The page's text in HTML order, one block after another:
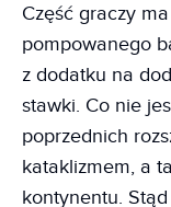
Część graczy
pompowanego
z dodatku na
stawki. Co nie
poprzednich
kataklizmem, a
kontynentu.